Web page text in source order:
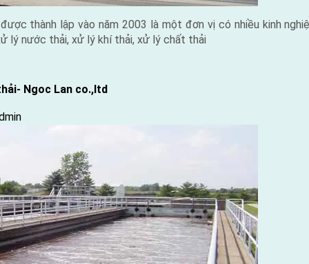
thành lập vào năm 2003 là một đơn vị có nhiều kinh
lý nước thải, xử lý khí thải, xử lý chất thải
Ngoc Lan co.,ltd